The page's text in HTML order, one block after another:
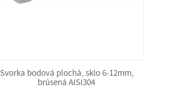
Svorka bodová plochá, sklo 6-12mm,
brúsená AISI304